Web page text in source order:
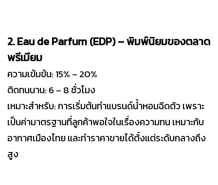
2. Eau de Parfum (EDP) – พิมพ์นิยมของตลาด
พรีเมียม
ความเข้มข้น: 15% – 20%
ติดทนนาน: 6 – 8 ชั่วโมง
เหมาะสำหรับ: การเริ่มต้นทำแบรนด์น้ำหอมฉีดตัว เพราะ
เป็นค่ามาตรฐานที่ลูกค้าพอใจในเรื่องความทน เหมาะกับ
อากาศเมืองไทย และทำราคาขายได้ตั้งแต่ระดับกลางถึง
สูง